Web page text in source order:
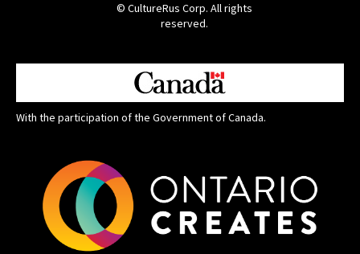
© CultureRus Corp. All rights
reserved.
With the participation of the Government of Canada.